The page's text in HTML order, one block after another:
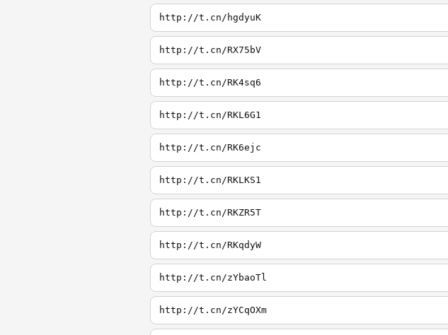
http://t.cn/hgdyuK
http://t.cn/RX75bV
http://t.cn/RK4sq6
http://t.cn/RKL6G1
http://t.cn/RK6ejc
http://t.cn/RKLKS1
http://t.cn/RKZR5T
http://t.cn/RKqdyW
http://t.cn/zYbaoTl
http://t.cn/zYCqOXm